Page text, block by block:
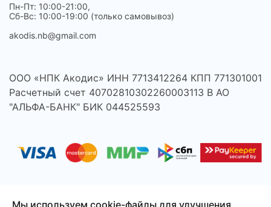
Пн-Пт: 10:00-21:00,
Сб-Вс: 10:00-19:00 (только самовывоз)
akodis.nb@gmail.com
ООО «НПК Акодис» ИНН 7713412264 КПП 771301001
Расчетный счет 40702810302260003113 В АО
"АЛЬФА-БАНК" БИК 044525593
Мы используем cookie-файлы для улучшения